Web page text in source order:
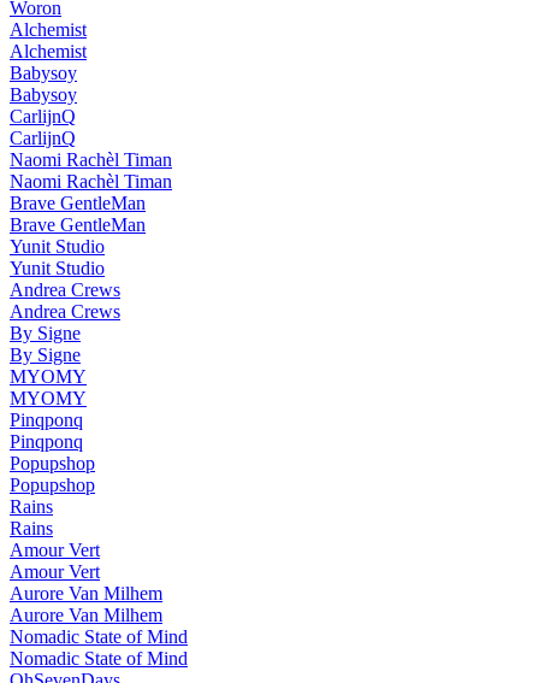
Woron
Alchemist
Alchemist
Babysoy
Babysoy
CarlijnQ
CarlijnQ
Naomi Rachèl Timan
Naomi Rachèl Timan
Brave GentleMan
Brave GentleMan
Yunit Studio
Yunit Studio
Andrea Crews
Andrea Crews
By Signe
By Signe
MYOMY
MYOMY
Pinqponq
Pinqponq
Popupshop
Popupshop
Rains
Rains
Amour Vert
Amour Vert
Aurore Van Milhem
Aurore Van Milhem
Nomadic State of Mind
Nomadic State of Mind